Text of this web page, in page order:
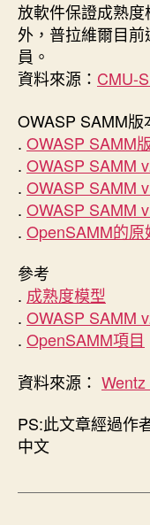
放軟件保證成熟
外，普拉維爾目
員。
資料來源： CMU-
OWASP SAMM版
. OWASP SAMM
. OWASP SAMM
. OWASP SAMM
. OWASP SAMM
. OpenSAMM的
參考
. 成熟度模型
. OWASP SAMM
. OpenSAMM項目
資料來源：
PS:此文章經過作
中文